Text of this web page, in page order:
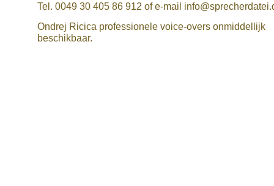
Tel. 0049 30 405 86 912 of e-mail
Ondrej Ricica professionele voice-overs onmiddellijk
beschikbaar.